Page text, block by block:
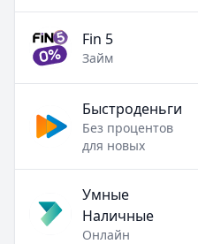
Fin 5
Займ
Быстроденьги
Без процентов
для новых
Умные
Наличные
Онлайн